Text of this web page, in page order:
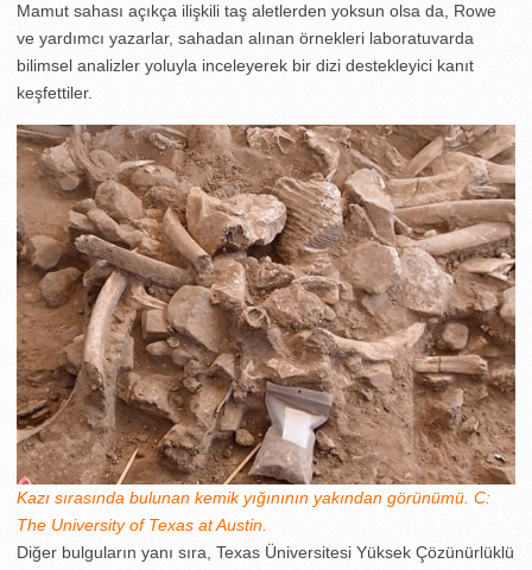
Mamut sahası açıkça ilişkili taş aletlerden yoksun olsa da, Rowe
ve yardımcı yazarlar, sahadan alınan örnekleri laboratuvarda
bilimsel analizler yoluyla inceleyerek bir dizi destekleyici kanıt
keşfettiler.
Kazı sırasında bulunan kemik yığınının yakından görünümü. C:
The University of Texas at Austin.
Diğer bulguların yanı sıra, Texas Üniversitesi Yüksek Çözünürlüklü